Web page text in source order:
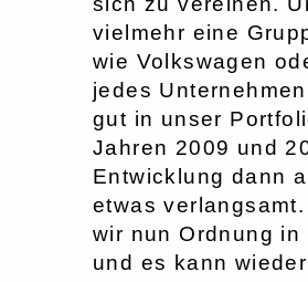
vielmehr eine
wie Volkswagen
jedes
gut in unser
Jahren 2009 und
Entwicklung dann
etwas
wir nun Ordnung in
und es kann